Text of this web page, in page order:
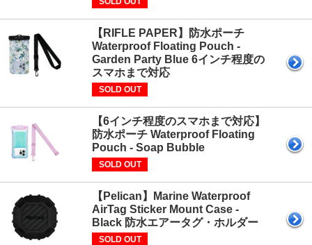
【RIFLE PAPER】防水ポーチ
Waterproof Floating Pouch -
Garden Party Blue 6インチ程度の
スマホまで対応
SOLD OUT
【6インチ程度のスマホまで対応】
防水ポーチ Waterproof Floating
Pouch - Soap Bubble
SOLD OUT
【Pelican】Marine Waterproof
AirTag Sticker Mount Case -
Black 防水エアータグ・ホルダー
SOLD OUT